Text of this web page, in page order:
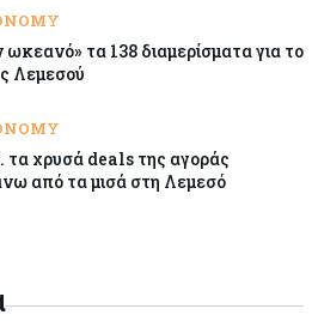
και ο λογαριασμός –
τους περισσότερους
του Nasdaq 100 κατά $3,5 τρισ.
τα 138 διαμερίσματα για το
Λεμεσού
τα χρυσά deals της αγοράς
από τα μισά στη Λεμεσό